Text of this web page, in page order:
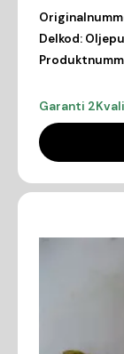
Delkod:
Garanti 2